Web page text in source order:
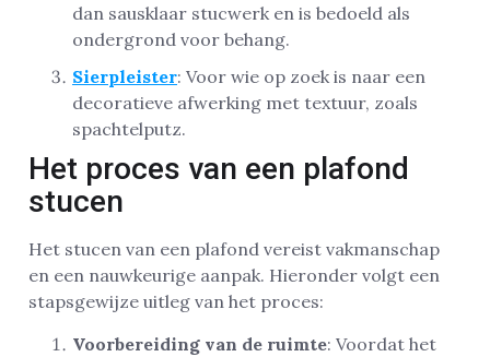
dan sausklaar stucwerk en is bedoeld als
ondergrond voor behang.
Sierpleister: Voor wie op zoek is naar een
decoratieve afwerking met textuur, zoals
spachtelputz.
Het proces van een plafond
stucen
Het stucen van een plafond vereist vakmanschap
en een nauwkeurige aanpak. Hieronder volgt een
stapsgewijze uitleg van het proces:
Voorbereiding van de ruimte: Voordat het